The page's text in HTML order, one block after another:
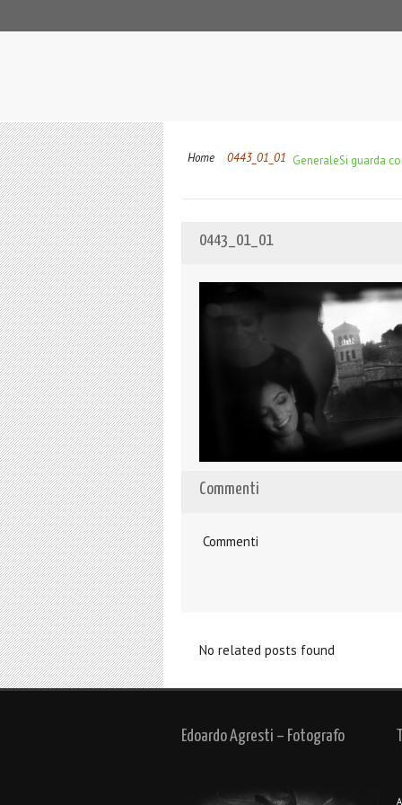
Home GeneraleSi guarda
0443_01_01
0443_01_01
Commenti
Commenti
No related posts found
Edoardo Agresti – Fotografo